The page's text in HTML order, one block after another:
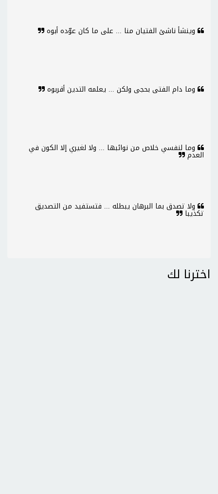
وينشأ ناشئ الفتيان منا ... على ما كان عوّده أبوه
وما دام الفتى بحجى ولكن ... يعلمه التدين أقربوه
وما لنفسي خلاص من نوائبها ... ولا لغيري إلا الكون في
العدم
ولا تصدق بما البرهان يبطله ... فتستفيد من التصديق
تكذيبا
اخترنا لك